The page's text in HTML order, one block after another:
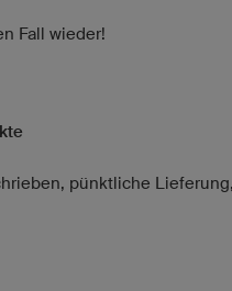
Fall wieder!
pünktliche